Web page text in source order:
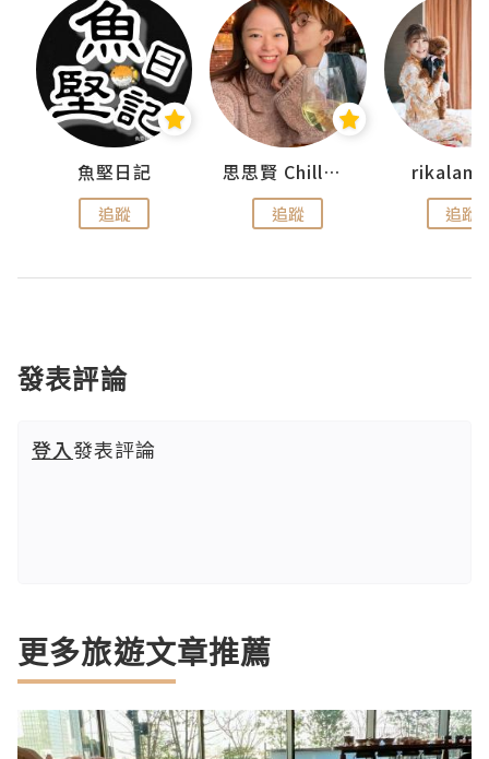
魚堅日記
追蹤
思思賢 ChillMyBabe
追蹤 追蹤
發表評論
登入發表評論
更多旅遊文章推薦